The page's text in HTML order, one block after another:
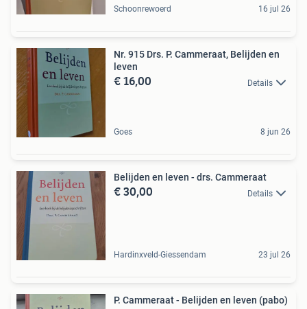
Schoonrewoerd 16 jul 26
Nr. 915 Drs. P. Cammeraat, Belijden en
leven
€ 16,00 Details
Goes 8 jun 26
Belijden en leven - drs. Cammeraat
€ 30,00 Details
Hardinxveld-Giessendam 23 jul 26
P. Cammeraat - Belijden en leven (pabo)